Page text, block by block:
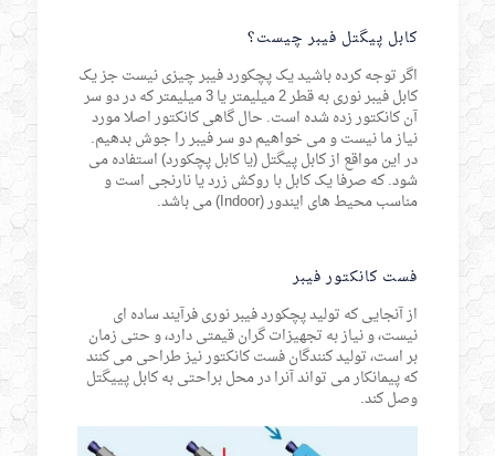
کابل پیگتل فیبر چیست؟
اگر توجه کرده باشید یک پچکورد فیبر چیزی نیست جز یک
کابل فیبر نوری به قطر 2 میلیمتر یا 3 میلیمتر که در دو سر
آن کانکتور زده شده است. حال گاهی کانکتور اصلا مورد
نیاز ما نیست و می خواهیم دو سر فیبر را جوش بدهیم.
در این مواقع از کابل پیگتل (یا کابل پچکورد) استفاده می
شود. که صرفا یک کابل با روکش زرد یا نارنجی است و
مناسب محیط های ایندور (Indoor) می باشد.
فست کانکتور فیبر
از آنجایی که تولید پچکورد فیبر نوری فرآیند ساده ای
نیست، و نیاز به تجهیزات گران قیمتی دارد، و حتی زمان
بر است، تولید کنندگان فست کانکتور نیز طراحی می کنند
که پیمانکار می تواند آنرا در محل براحتی به کابل پییگتل
وصل کند.